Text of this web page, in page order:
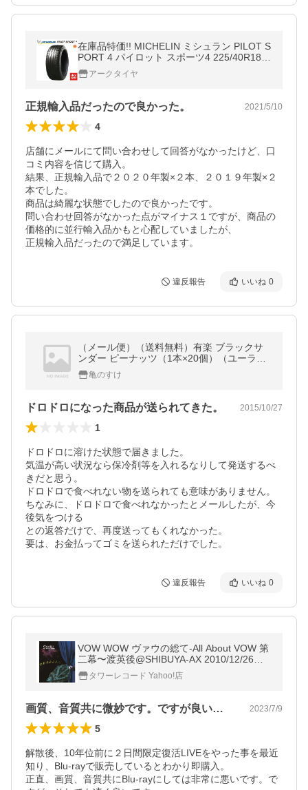
在庫品特価!! MICHELIN ミシュラン PILOT S
PORT 4 パイロット スポーツ4 225/40R18 9
2(Y) XL タイヤ単品1本価格
アークタイヤ
正規輸入品だったので良かった。 2021/5/10
4
店舗にメールにて問い合わせして回答がなかったけど、口
コミ内容を信じて購入。
結果、正規輸入品で２０２０年製×２本、２０１９年製×２
本でした。
商品は綺麗な状態でしたので良かったです。
問い合わせ回答がなかった点がマイナス１ですが、商品の
価格的に並行輸入品かもと心配していましたが、
正規輸入品だったので満足しています。
違反報告 いいね 0
（メール便）（送料無料）有楽 ブラックサ
ンダー ピーナッツ（1本×20個）（ユーラ
ク）（スナック菓子）（季節限定）
亀のすけ
ドロドロになった商品が送られてきた。 2015/10/27
1
ドロドロに溶けた状態で届きました。
気温が高い状況なら保冷剤等を入れるなりして発送するべ
きだと思う。
ドロドロで食べれない物を送られても意味がありません。
ちなみに、ドロドロで食べれなかったとメールしたが、今
後気をつける
との返答だけで、再度送ってもくれなかった。
要は、お金払ってゴミを送られただけでした。
違反報告 いいね 0
VOW WOW ヴァウの総て-All About VOW 第
二幕〜渡英後@SHIBUYA-AX 2010/12/26
［Blu-ray Disc+CD-ROM］ Blu-ray Disc
タワーレコード Yahoo!店
画質、音質共に微妙です。ですが良いです。 2023/7/9
5
解散後、10年位前に２日間限定復活LIVEをやった事を最近
知り、Blu-rayで販売しているとわかり即購入。
正直、画質、音質共にBlu-rayにしては非常に悪いです。で